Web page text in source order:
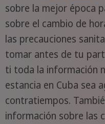
sobre la mejor época
sobre el cambio de
las precauciones
tomar antes de tu
ti toda la información
estancia en Cuba sea
contratiempos.
información sobre las